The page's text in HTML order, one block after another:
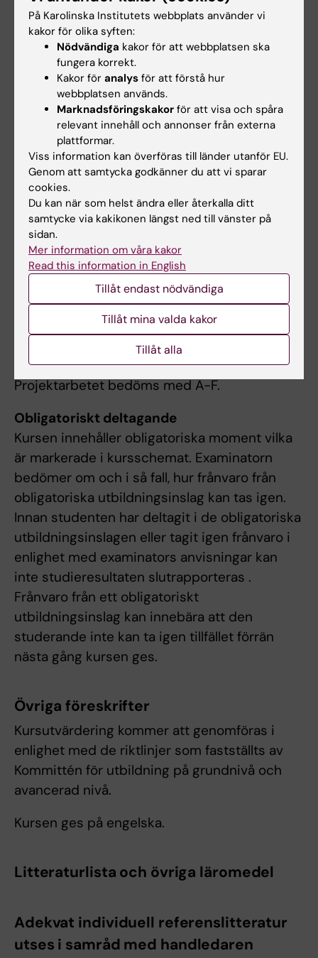
Arbetsformer
Självständigt, individuellt arbete under
handledning och deltagande i seminarier.
Inhämtning av vetenskaplig litteratur enligt
handledarens rekommendation och egen
bedömning.
Examination
Examinationen består av
en skriftlig projektrapport,
muntlig presentation av eget arbete vid
examinationsseminariet,
muntlig opposition vid
examinationsseminariet, och
en skriftlig oppositionsrapport.
Projektarbetet bedöms med A-F.
Obligatoriskt deltagande
Kursen innehåller obligatoriska moment vilka
är markerade i kursschemat. Examinatorn
bedömer om och i så fall, hur frånvaro från
obligatoriska utbildningsinslag kan tas igen.
Innan studenten har deltagit i de obligatoriska
utbildningsinslagen eller tagit igen frånvaro i
enlighet med examinators anvisningar kan
inte studieresultaten slutrapporteras .
Frånvaro från ett obligatoriskt
utbildningsinslag kan innebära att den
studerande inte kan ta igen tillfället förrän
nästa gång kursen ges.
Övriga föreskrifter
Kursutvärdering kommer att genomföras i
enlighet med de riktlinjer som fastställts av
Kommittén för utbildning på grundnivå och
avancerad nivå.
Kursen ges på engelska.
Litteraturlista och övriga läromedel
Adekvat individuell referenslitteratur
utses i samråd med handledaren
På Karolinska Institutets webbplats använder vi
kakor för olika syften:
Nödvändiga kakor för att webbplatsen ska
fungera korrekt.
Kakor för analys för att förstå hur
webbplatsen används.
Marknadsföringskakor för att visa och spåra
relevant innehåll och annonser från externa
plattformar.
Viss information kan överföras till länder utanför EU.
Genom att samtycka godkänner du att vi sparar
cookies.
Du kan när som helst ändra eller återkalla ditt
samtycke via kakikonen längst ned till vänster på
sidan.
Mer information om våra kakor
Read this information in English
Tillåt endast nödvändiga
Tillåt mina valda kakor
Tillåt alla